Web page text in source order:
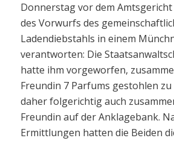
Donnerstag vor dem
des Vorwurfs des
Ladendiebstahls in einem
verantworten: Die
hatte ihm vorgeworfen,
Freundin 7 Parfums gestohlen zu
daher folgerichtig auch
Freundin auf der Anklagebank.
Ermittlungen hatten die Beiden